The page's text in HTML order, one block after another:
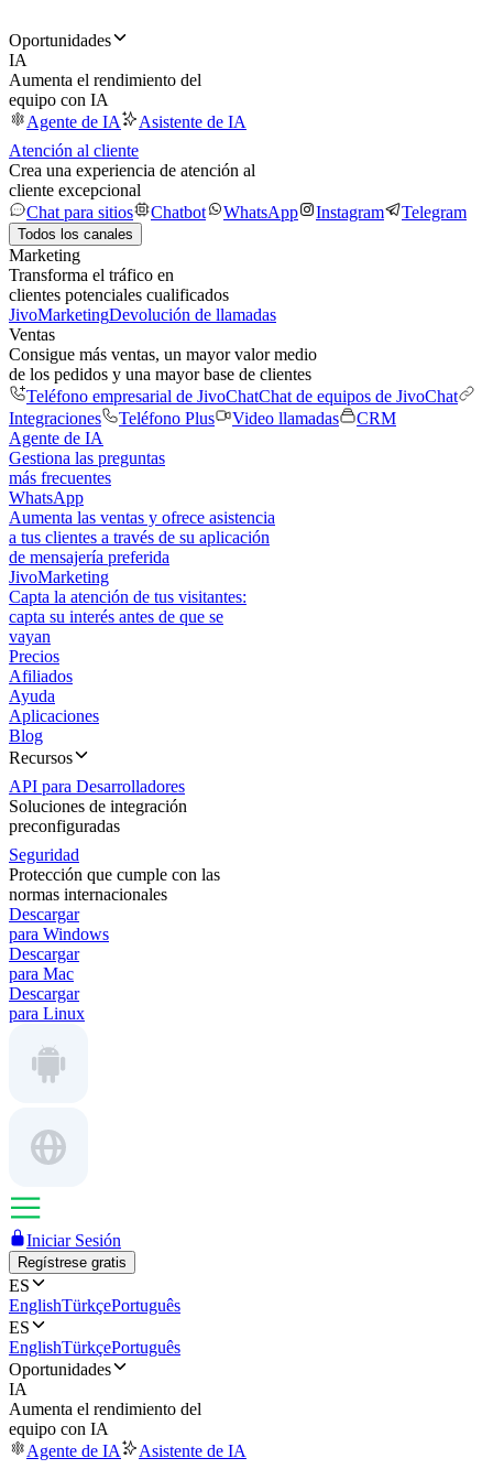
Oportunidades
IA
Aumenta el rendimiento del
equipo con IA
Agente de IA
Asistente de IA
Atención al cliente
Crea una experiencia de atención al
cliente excepcional
Chat para sitios
Chatbot WhatsApp Instagram Telegram
Todos los canales
Marketing
Transforma el tráfico en
clientes potenciales cualificados
JivoMarketingDevolución de llamadas
Ventas
Consigue más ventas, un mayor valor medio
de los pedidos y una mayor base de clientes
Teléfono empresarial de JivoChatChat de equipos de JivoChat
Integraciones
Teléfono Plus Video llamadas
CRM
Agente de IA
Gestiona las preguntas
más frecuentes
WhatsApp
Aumenta las ventas y ofrece asistencia
a tus clientes a través de su aplicación
de mensajería preferida
JivoMarketing
Capta la atención de tus visitantes:
capta su interés antes de que se
vayan
Precios
Afiliados
Ayuda
Aplicaciones
Blog
Recursos
API para Desarrolladores
Soluciones de integración
preconfiguradas
Seguridad
Protección que cumple con las
normas internacionales
Descargar
para Windows
Descargar
para Mac
Descargar
para Linux
Iniciar Sesión
Regístrese gratis
ES
EnglishTürkçePortuguês
ES
EnglishTürkçePortuguês
Oportunidades
IA
Aumenta el rendimiento del
equipo con IA
Agente de IA
Asistente de IA